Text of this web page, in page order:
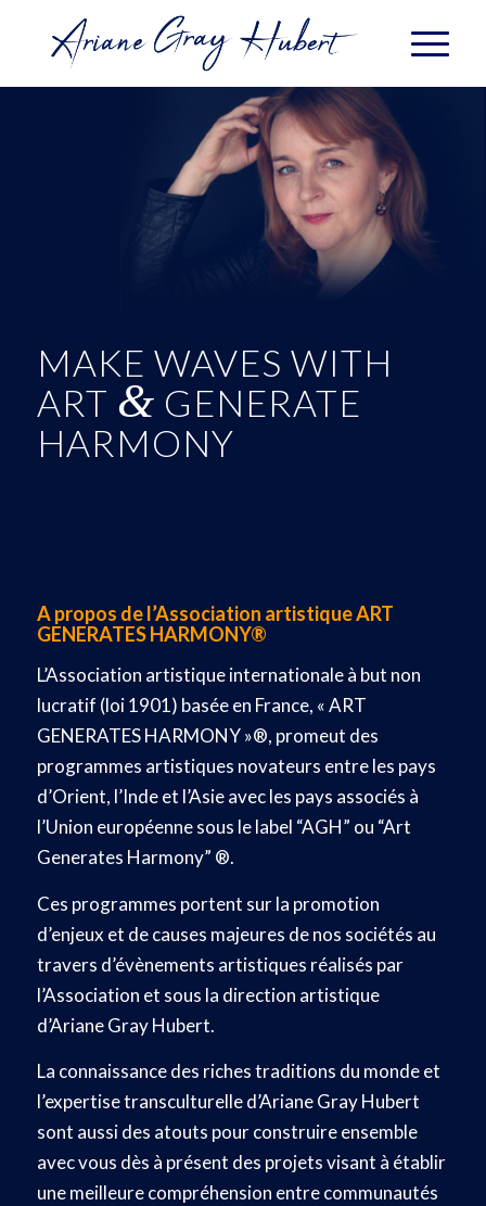
MAKE WAVES WITH
ART & GENERATE
HARMONY
A propos de l’Association artistique ART
GENERATES HARMONY®
L’Association artistique internationale à but non
lucratif (loi 1901) basée en France, « ART
GENERATES HARMONY »®, promeut des
programmes artistiques novateurs entre les pays
d’Orient, l’Inde et l’Asie avec les pays associés à
l’Union européenne sous le label “AGH” ou “Art
Generates Harmony” ®.
Ces programmes portent sur la promotion
d’enjeux et de causes majeures de nos sociétés au
travers d’évènements artistiques réalisés par
l’Association et sous la direction artistique
d’Ariane Gray Hubert.
La connaissance des riches traditions du monde et
l’expertise transculturelle d’Ariane Gray Hubert
sont aussi des atouts pour construire ensemble
avec vous dès à présent des projets visant à établir
une meilleure compréhension entre communautés